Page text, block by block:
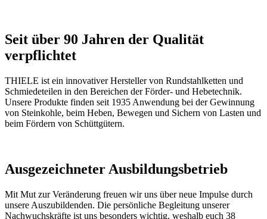
Seit über 90 Jahren der Qualität
verpflichtet
THIELE ist ein innovativer Hersteller von Rundstahlketten und
Schmiedeteilen in den Bereichen der Förder- und Hebetechnik.
Unsere Produkte finden seit 1935 Anwendung bei der Gewinnung
von Steinkohle, beim Heben, Bewegen und Sichern von Lasten und
beim Fördern von Schüttgütern.
Ausgezeichneter Ausbildungsbetrieb
Mit Mut zur Veränderung freuen wir uns über neue Impulse durch
unsere Auszubildenden. Die persönliche Begleitung unserer
Nachwuchskräfte ist uns besonders wichtig, weshalb euch 38